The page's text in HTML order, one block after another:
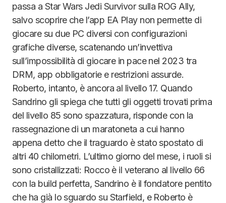
passa a Star Wars Jedi Survivor sulla ROG Ally,
salvo scoprire che l’app EA Play non permette di
giocare su due PC diversi con configurazioni
grafiche diverse, scatenando un’invettiva
sull’impossibilità di giocare in pace nel 2023 tra
DRM, app obbligatorie e restrizioni assurde.
Roberto, intanto, è ancora al livello 17. Quando
Sandrino gli spiega che tutti gli oggetti trovati prima
del livello 85 sono spazzatura, risponde con la
rassegnazione di un maratoneta a cui hanno
appena detto che il traguardo è stato spostato di
altri 40 chilometri. L’ultimo giorno del mese, i ruoli si
sono cristallizzati: Rocco è il veterano al livello 66
con la build perfetta, Sandrino è il fondatore pentito
che ha già lo sguardo su Starfield, e Roberto è